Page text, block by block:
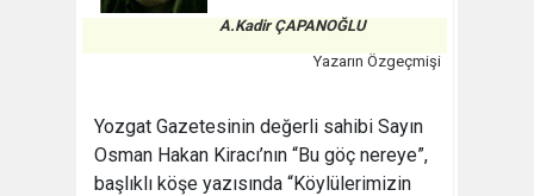
A.Kadir ÇAPANOĞLU
Yazarın Özgeçmişi
Yozgat Gazetesinin değerli sahibi Sayın
Osman Hakan Kiracı’nın “Bu göç nereye”,
başlıklı köşe yazısında “Köylülerimizin